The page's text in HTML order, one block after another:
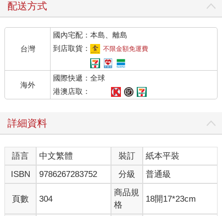
寫出自己對這個想法、主題、概念或事件的
，對全體大聲讀
「創造意義」與許多例程一樣，是從我們促進團體學習的經驗中
萌生的。我們曾與一群老師合作「學習思考，思考學習計畫」，
在開始介紹讓學生投入的方法之前，我們希望他們探討「投入」
這個概念的意義，並提出關於投入的問題和想法。「投入」一詞
有時被過度使用，對不同的人來說可能代表不同的事物。一開
始，我們考慮使用筆談（Chalk Talk）例程，但是這群老師對該項
例程已十分熟悉，所以我們想要新的例程。此外，我們也覺得，
論。因此，我們決定把「集體在紙上溝通」和「聚焦於推進人們
更深入思考的步驟」這兩種想法合併，跟這群老師團體試著操作
這段歷程。接下來的一年，我們與老師和學生進行試驗，並修正
其中的步驟和過程，建立出「創造意義」這項例程。由於這項例
程具有強烈的視覺化特質，所以我們在此以底下的例子呈現（參
見圖3.4），希望你繼續往下讀時，這張圖表能夠幫助你掌握方
配送方式
台灣
國內宅配：本島、離島
到店取貨：
不限金額免運費
海外
國際快遞：全球
港澳店取：
詳細資料
語言 中文繁體 裝訂
紙本平裝
ISBN
9786267283752 分級 普通級
頁數 304
商品規
格
18開17*23cm